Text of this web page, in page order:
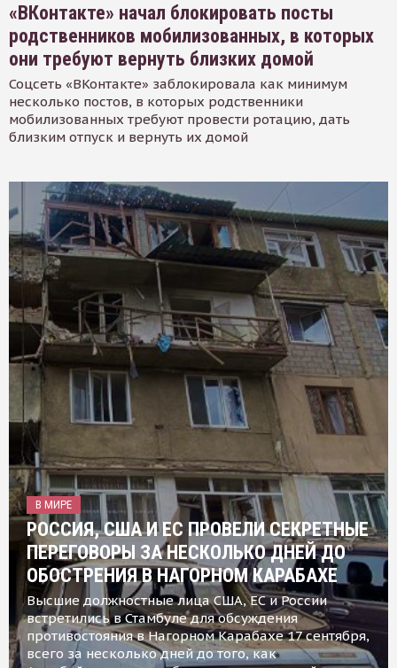
«ВКонтакте» начал блокировать посты
родственников мобилизованных, в которых
они требуют вернуть близких домой
Соцсеть «ВКонтакте» заблокировала как минимум
несколько постов, в которых родственники
мобилизованных требуют провести ротацию, дать
близким отпуск и вернуть их домой
В МИРЕ
РОССИЯ, США И ЕС ПРОВЕЛИ СЕКРЕТНЫЕ
ПЕРЕГОВОРЫ ЗА НЕСКОЛЬКО ДНЕЙ ДО
ОБОСТРЕНИЯ В НАГОРНОМ КАРАБАХЕ
Высшие должностные лица США, ЕС и России
встретились в Стамбуле для обсуждения
противостояния в Нагорном Карабахе 17 сентября,
всего за несколько дней до того, как